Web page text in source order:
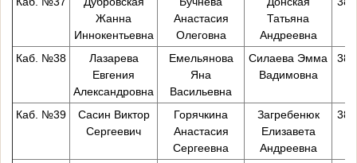
Жанна
Иннокентьевна
Анастасия
Олеговна
Татьяна
Андреевна
Каб. №38
Лазарева
Евгения
Александровна
Емельянова
Яна
Васильевна
Силаева Эмма
Вадимовна
38-
Каб. №39
Сасин Виктор
Сергеевич
Горячкина
Анастасия
Сергеевна
Загребенюк
Елизавета
Андреевна
38-